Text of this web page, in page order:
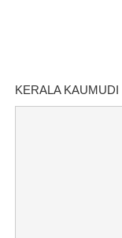
KERALA KAUMUDI